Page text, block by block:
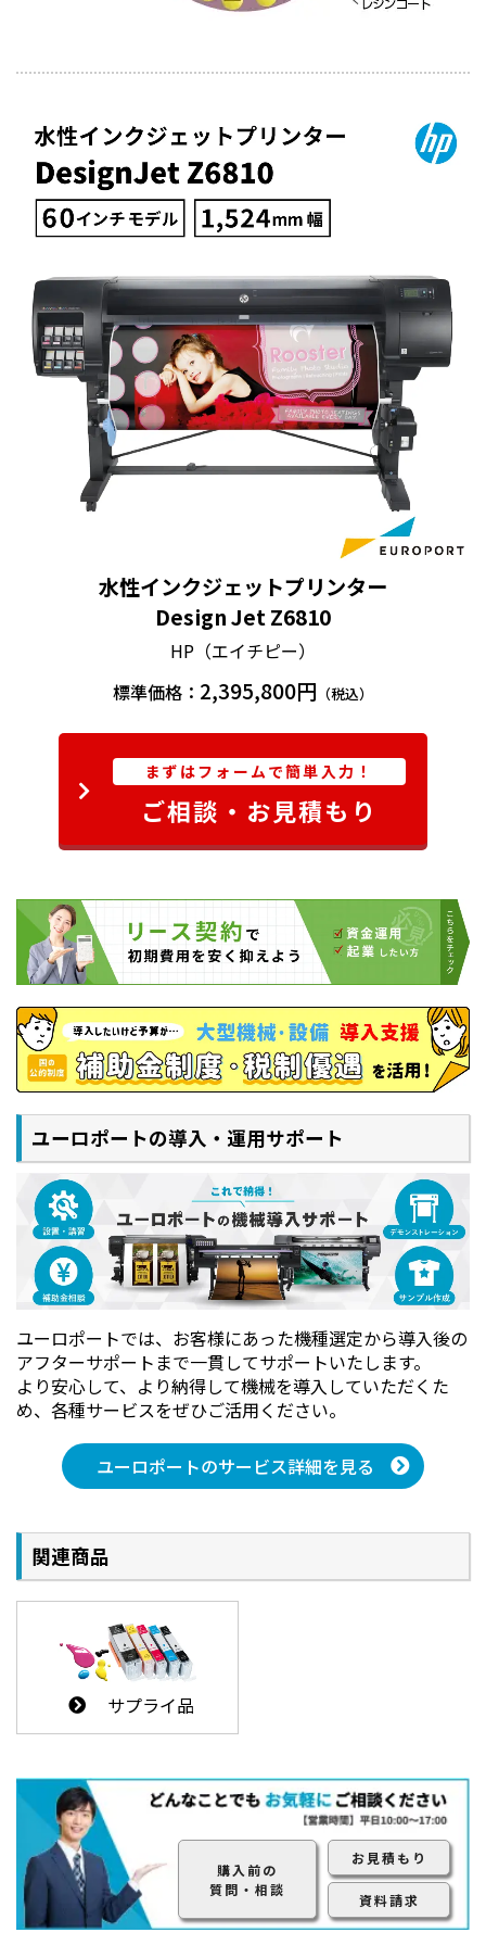
水性インクジェットプリンター
Design Jet Z6810
HP（エイチピー）
標準価格： 2,395,800円 （税込）
まずはフォームで簡単入力！
ご相談・お見積もり
ユーロポートの導入・運用サポート
ユーロポートでは、お客様にあった機種選定から導入後の
アフターサポートまで一貫してサポートいたします。
より安心して、より納得して機械を導入していただくた
め、各種サービスをぜひご活用ください。
ユーロポートのサービス詳細を見る
関連商品
サプライ品
購入前の
質問・相談
お見積もり
資料請求